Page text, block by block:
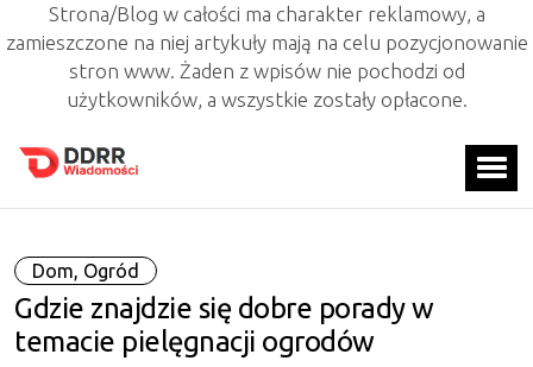
Strona/Blog w całości ma charakter reklamowy, a
zamieszczone na niej artykuły mają na celu pozycjonowanie
stron www. Żaden z wpisów nie pochodzi od
użytkowników, a wszystkie zostały opłacone.
Dom, Ogród
Gdzie znajdzie się dobre porady w
temacie pielęgnacji ogrodów